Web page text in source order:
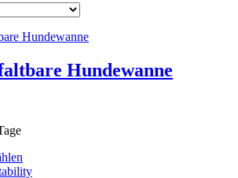
Hundewanne
Produkt